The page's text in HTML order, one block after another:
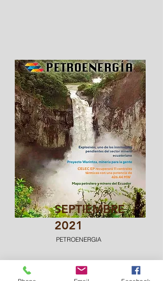
SEPTIEMBRE
2021
PETROENERGIA